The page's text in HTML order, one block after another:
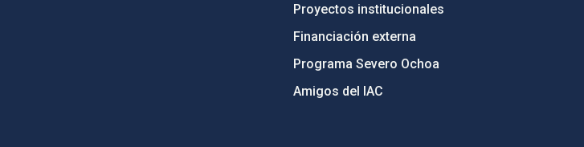
Proyectos institucionales
Financiación externa
Programa Severo Ochoa
Amigos del IAC